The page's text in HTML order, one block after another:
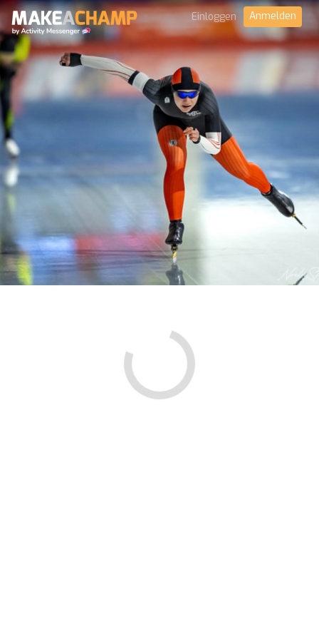
Einloggen Anmelden